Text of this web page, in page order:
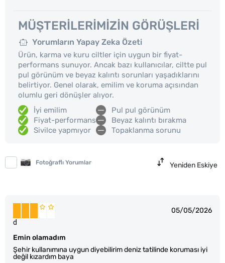
MÜŞTERILERIMIZIN GÖRÜŞLERI
Yorumların Yapay Zeka Özeti
Ürün, karma ve kuru ciltler için uygun bir fiyat-
performans sunuyor. Ancak bazı kullanıcılar, ciltte pul
pul görünüm ve beyaz kalıntı sorunları yaşadıklarını
belirtiyor. Genel olarak, emilim ve koruma açısından
olumlu geri dönüşler alıyor.
İyi emilim
Fiyat-performans
Sivilce yapmıyor
Pul pul görünüm
Beyaz kalıntı bırakma
Topaklanma sorunu
Fotoğraflı Yorumlar Yeniden Eskiye
05/05/2026
Emin olamadım
Şehir kullanımına uygun diyebilirim deniz tatilinde koruması iyi
değil kızardım baya
d